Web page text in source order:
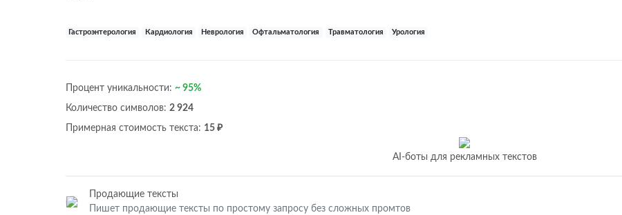
Гастроэнтерология Кардиология Неврология Офтальматология Травматология Урология
Процент уникальности: ~ 95%
Количество символов: 2 924
Примерная стоимость текста: 15 ₽
AI-боты для рекламных текстов
Продающие тексты
Пишет продающие тексты по простому запросу без сложных промтов